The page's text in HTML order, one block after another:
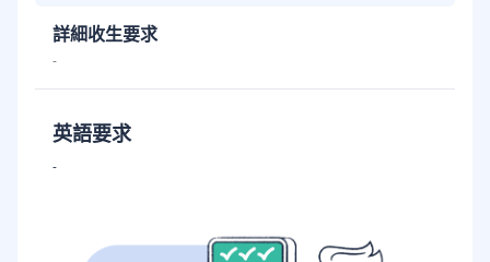
詳細收生要求
-
英語要求
-